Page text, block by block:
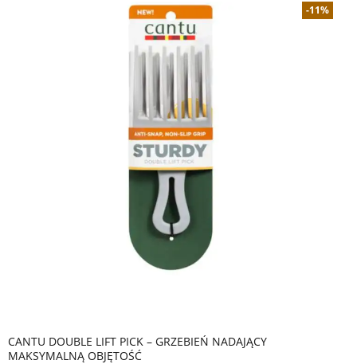
-11%
CANTU DOUBLE LIFT PICK – GRZEBIEŃ NADAJĄCY
MAKSYMALNĄ OBJĘTOŚĆ